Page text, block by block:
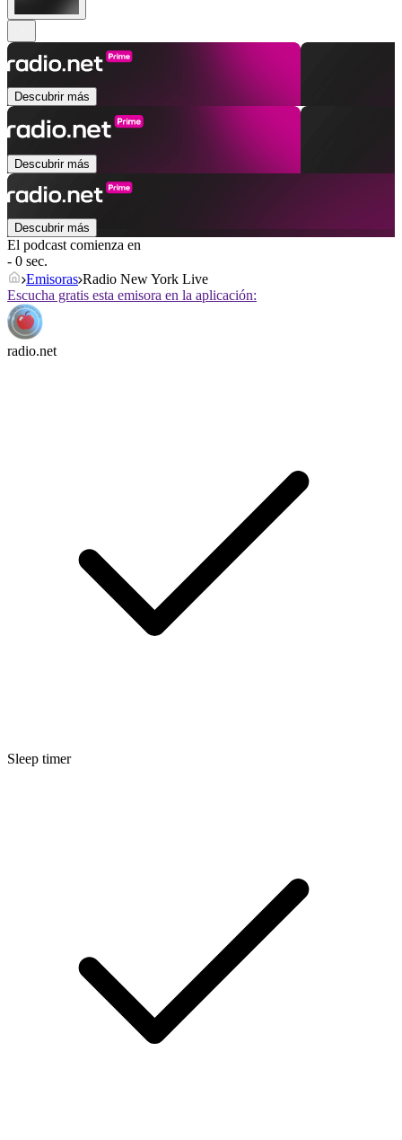
Descubrir más
Descubrir más
Descubrir más
El podcast comienza en
- 0 sec.
Emisoras Radio New York Live
Escucha gratis esta emisora en la aplicación:
radio.net
Sleep timer